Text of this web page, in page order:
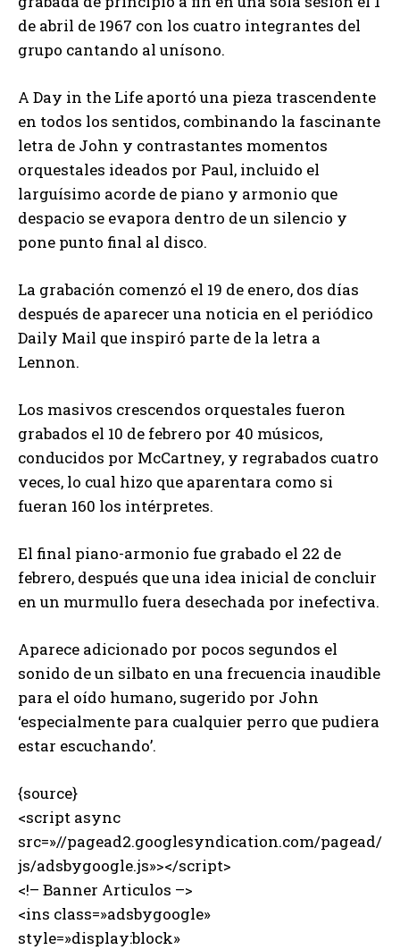
de abril de 1967 con los cuatro integrantes del
grupo cantando al unísono.
A Day in the Life aportó una pieza trascendente
en todos los sentidos, combinando la fascinante
letra de John y contrastantes momentos
orquestales ideados por Paul, incluido el
larguísimo acorde de piano y armonio que
despacio se evapora dentro de un silencio y
pone punto final al disco.
La grabación comenzó el 19 de enero, dos días
después de aparecer una noticia en el periódico
Daily Mail que inspiró parte de la letra a
Lennon.
Los masivos crescendos orquestales fueron
grabados el 10 de febrero por 40 músicos,
conducidos por McCartney, y regrabados cuatro
veces, lo cual hizo que aparentara como si
fueran 160 los intérpretes.
El final piano-armonio fue grabado el 22 de
febrero, después que una idea inicial de concluir
en un murmullo fuera desechada por inefectiva.
Aparece adicionado por pocos segundos el
sonido de un silbato en una frecuencia inaudible
para el oído humano, sugerido por John
‘especialmente para cualquier perro que pudiera
estar escuchando’.
{source}
<script async
src=»//pagead2.googlesyndication.com/pagead/
js/adsbygoogle.js»></script>
<!– Banner Articulos –>
<ins class=»adsbygoogle»
style=»display:block»